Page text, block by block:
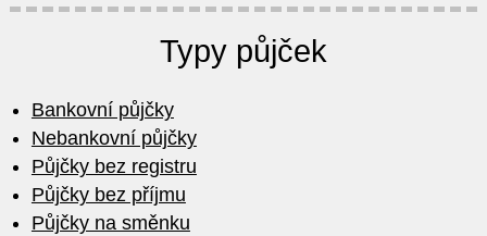
Typy půjček
Bankovní půjčky
Nebankovní půjčky
Půjčky bez registru
Půjčky bez příjmu
Půjčky na směnku